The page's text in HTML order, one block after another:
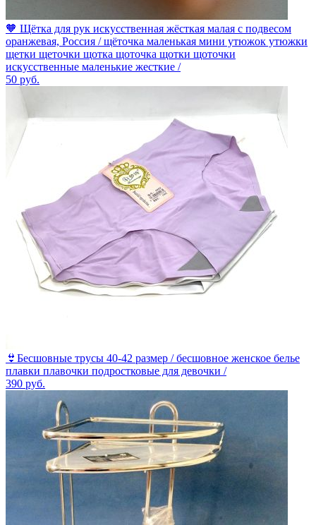
🧡 Щётка для рук искусственная жёсткая малая с подвесом
оранжевая, Россия / щёточка маленькая мини утюжок утюжки
щетки щеточки щотка щоточка щотки щоточки
искусственные маленькие жесткие /
50 руб.
👙Бесшовные трусы 40-42 размер / бесшовное женское белье
плавки плавочки подростковые для девочки /
390 руб.